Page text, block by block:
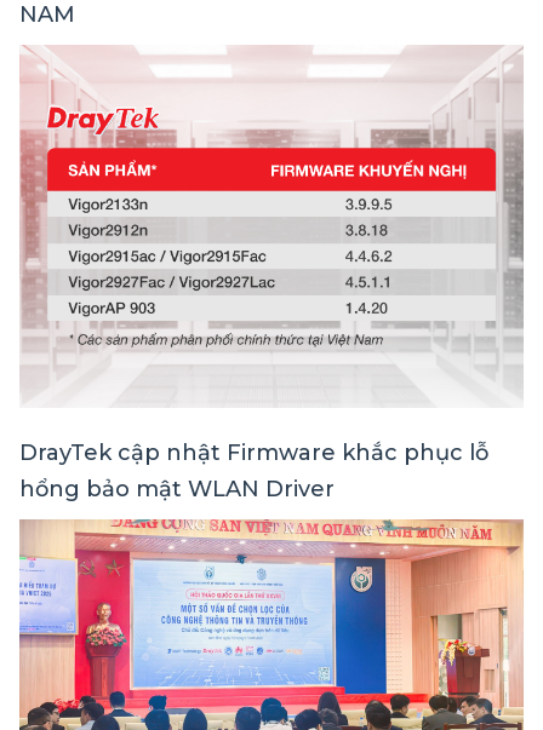
NAM
DrayTek cập nhật Firmware khắc phục lỗ
hổng bảo mật WLAN Driver